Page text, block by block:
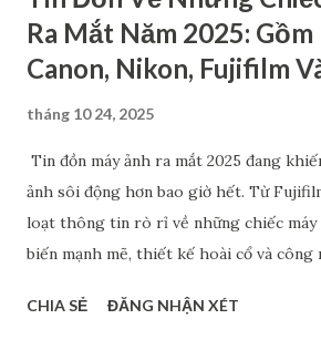
Ra Mắt Năm 2025: Gồm
Canon, Nikon, Fujifilm
tháng 10 24, 2025
Tin đồn máy ảnh ra mắt 2025 đang
ảnh sôi động hơn bao giờ hết. Từ
loạt thông tin rò rỉ về những chiếc máy
biến mạnh mẽ, thiết kế hoài cổ và
dự đoán về Fujifilm Half-frame, Sony A7
CHIA SẺ ĐĂNG NHẬN XÉT